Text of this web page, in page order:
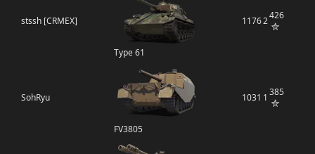
stssh [CRMEX]
Type 61
11762426
SohRyu
FV3805
1031 1 385